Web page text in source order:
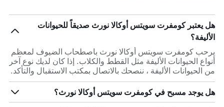
هل يعتبر كومفرت سويتس أوكالا نورث صديقاً للحيوانات
الأليفة؟
يرحب كومفرت سويتس أوكالا نورث باصطحاب الضيوف لمعظم
أنواع الحيوانات الأليفة مثل القطط والكلاب. إذا كان لديك نوع آخر
من الحيوانات الأليفة ، ننصحك بالاتصال بمكتب الاستقبال والتأكد.
هل يوجد مسبح في كومفرت سويتس أوكالا نورث؟